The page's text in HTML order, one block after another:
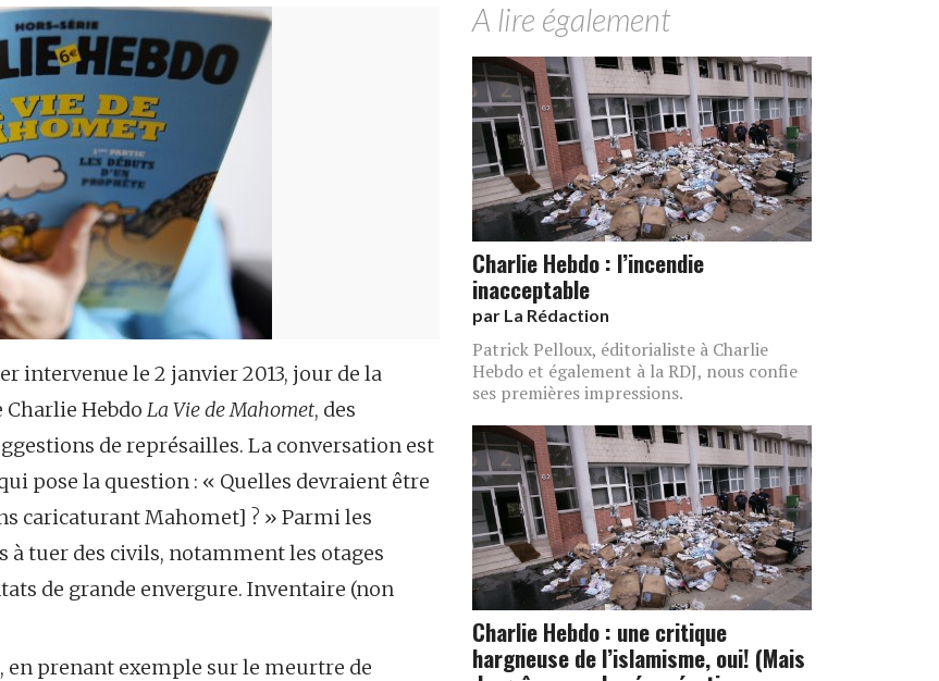
intervenue le 2 janvier 2013, jour de la
Hebdo La Vie de Mahomet, des
de représailles. La conversation est
pose la question : « Quelles devraient être
caricaturant Mahomet] ? » Parmi les
tuer des civils, notamment les otages
de grande envergure. Inventaire (non
prenant exemple sur le meurtre de
A lire également
Charlie Hebdo : l’incendie
inacceptable
par La Rédaction
Patrick Pelloux, éditorialiste à Charlie
Hebdo et également à la RDJ, nous confie
ses premières impressions.
Charlie Hebdo : une critique
hargneuse de l’islamisme, oui! (Mais